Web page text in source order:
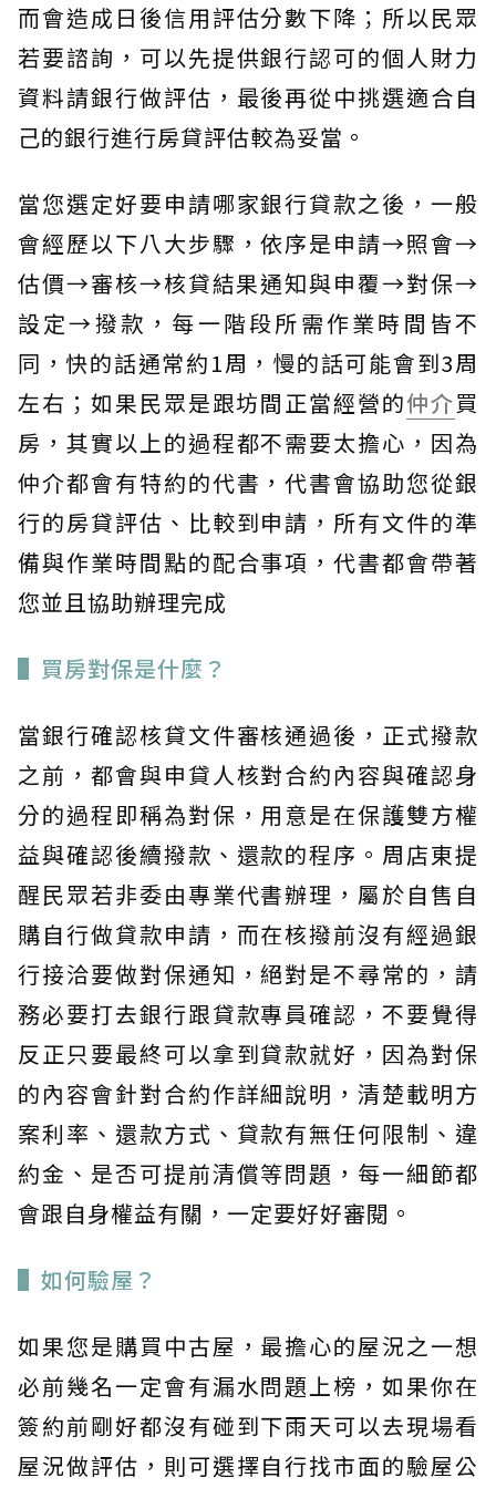
而會造成日後信用評估分數下降；所以民眾
若要諮詢，可以先提供銀行認可的個人財力
資料請銀行做評估，最後再從中挑選適合自
己的銀行進行房貸評估較為妥當。
當您選定好要申請哪家銀行貸款之後，一般
會經歷以下八大步驟，依序是申請→照會→
估價→審核→核貸結果通知與申覆→對保→
設定→撥款，每一階段所需作業時間皆不
同，快的話通常約1周，慢的話可能會到3周
左右；如果民眾是跟坊間正當經營的仲介買
房，其實以上的過程都不需要太擔心，因為
仲介都會有特約的代書，代書會協助您從銀
行的房貸評估、比較到申請，所有文件的準
備與作業時間點的配合事項，代書都會帶著
您並且協助辦理完成
▌買房對保是什麼？
當銀行確認核貸文件審核通過後，正式撥款
之前，都會與申貸人核對合約內容與確認身
分的過程即稱為對保，用意是在保護雙方權
益與確認後續撥款、還款的程序。周店東提
醒民眾若非委由專業代書辦理，屬於自售自
購自行做貸款申請，而在核撥前沒有經過銀
行接洽要做對保通知，絕對是不尋常的，請
務必要打去銀行跟貸款專員確認，不要覺得
反正只要最終可以拿到貸款就好，因為對保
的內容會針對合約作詳細說明，清楚載明方
案利率、還款方式、貸款有無任何限制、違
約金、是否可提前清償等問題，每一細節都
會跟自身權益有關，一定要好好審閱。
▌如何驗屋？
如果您是購買中古屋，最擔心的屋況之一想
必前幾名一定會有漏水問題上榜，如果你在
簽約前剛好都沒有碰到下雨天可以去現場看
屋況做評估，則可選擇自行找市面的驗屋公